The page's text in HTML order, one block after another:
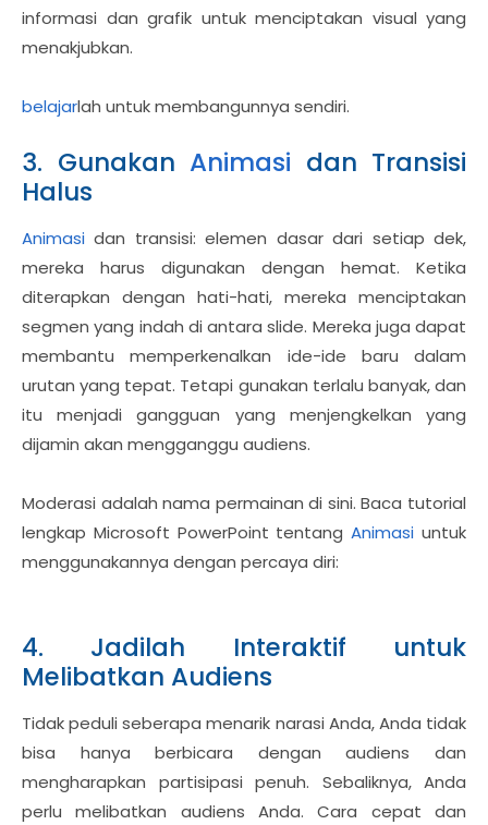
informasi dan grafik untuk menciptakan visual yang
menakjubkan.
belajarlah untuk membangunnya sendiri.
3. Gunakan Animasi dan Transisi
Halus
Animasi dan transisi: elemen dasar dari setiap dek,
mereka harus digunakan dengan hemat. Ketika
diterapkan dengan hati-hati, mereka menciptakan
segmen yang indah di antara slide. Mereka juga dapat
membantu memperkenalkan ide-ide baru dalam
urutan yang tepat. Tetapi gunakan terlalu banyak, dan
itu menjadi gangguan yang menjengkelkan yang
dijamin akan mengganggu audiens.
Moderasi adalah nama permainan di sini. Baca tutorial
lengkap Microsoft PowerPoint tentangAnimasi untuk
menggunakannya dengan percaya diri:
4. Jadilah Interaktif untuk
Melibatkan Audiens
Tidak peduli seberapa menarik narasi Anda, Anda tidak
bisa hanya berbicara dengan audiens dan
mengharapkan partisipasi penuh. Sebaliknya, Anda
perlu melibatkan audiens Anda. Cara cepat dan